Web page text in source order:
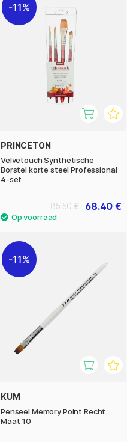
11%
PRINCETON
Velvetouch Synthetische
Borstel korte steel Professional
4-set
68.40 €
85.50 €
11%
KUM
Penseel Memory Point Recht
Maat 10